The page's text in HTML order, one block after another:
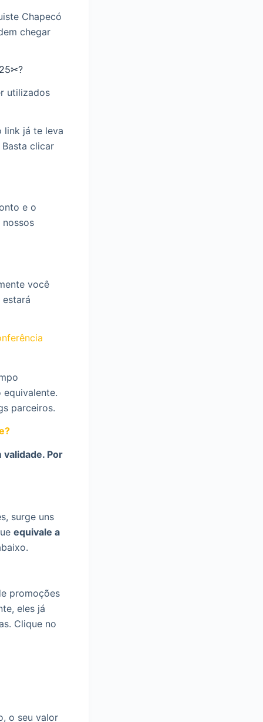
Chapecó
chegar
utilizados
link já te leva
Basta clicar
e o
você
parceiros.
validade. Por
surge uns
equivale a
promoções
eles já
Clique no
o seu valor